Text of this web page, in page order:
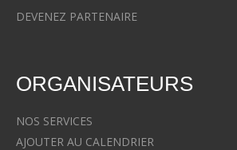
DEVENEZ PARTENAIRE
ORGANISATEURS
NOS SERVICES
AJOUTER AU CALENDRIER